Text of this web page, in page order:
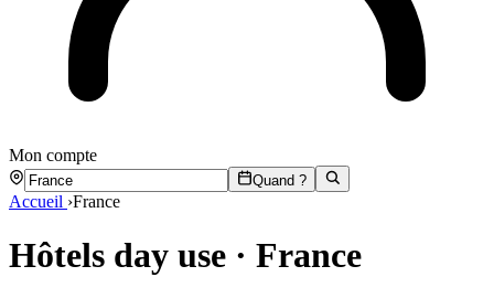
Mon compte
Quand ?
Accueil ›France
Hôtels day use · France